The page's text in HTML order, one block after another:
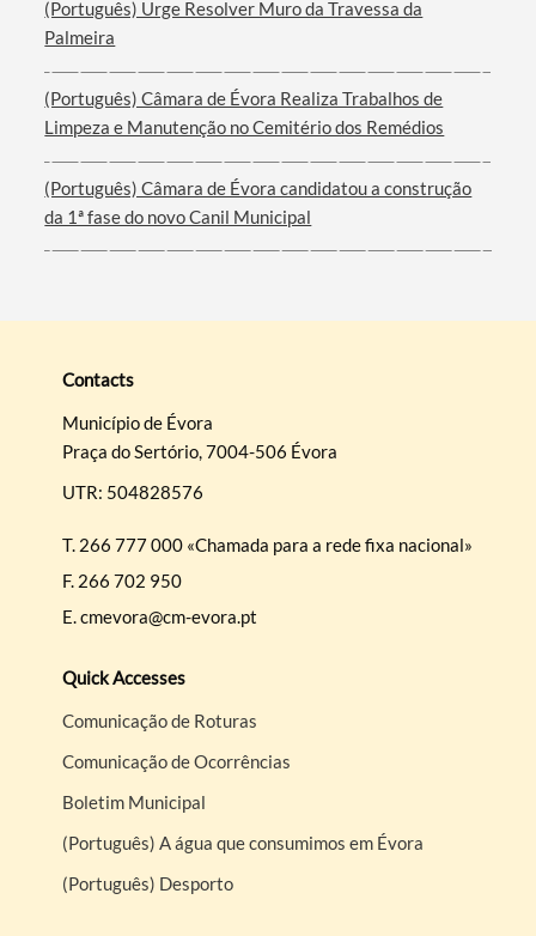
(Português) Urge Resolver Muro da Travessa da
Palmeira
(Português) Câmara de Évora Realiza Trabalhos de
Limpeza e Manutenção no Cemitério dos Remédios
(Português) Câmara de Évora candidatou a construção
da 1ª fase do novo Canil Municipal
Contacts
Município de Évora
Praça do Sertório, 7004-506 Évora
UTR: 504828576
T. 266 777 000 «Chamada para a rede fixa nacional»
F. 266 702 950
E.cmevora@cm-evora.pt
Quick Accesses
Comunicação de Roturas
Comunicação de Ocorrências
Boletim Municipal
(Português) A água que consumimos em Évora
(Português) Desporto